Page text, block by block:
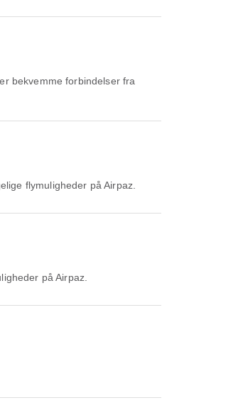
bekvemme forbindelser fra
flymuligheder på Airpaz.
på Airpaz.